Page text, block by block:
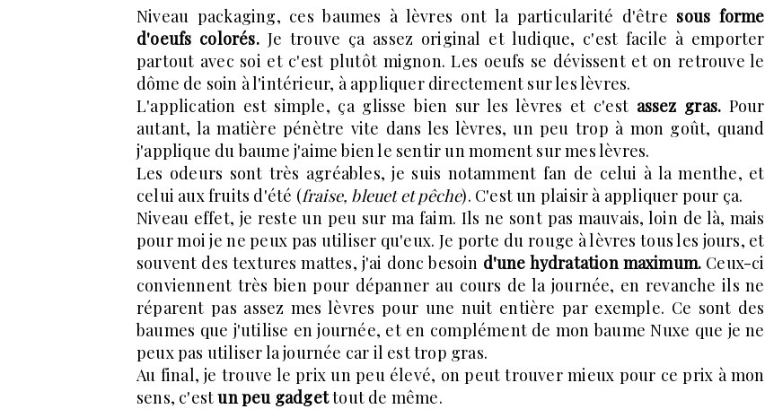
Niveau packaging, ces baumes à lèvres ont la particularité d'être sous forme
d'oeufs colorés.Je trouve ça assez original et ludique, c'est facile à emporter
partout avec soi et c'est plutôt mignon. Les oeufs se dévissent et on retrouve le
dôme de soin à l'intérieur, à appliquer directement sur les lèvres.
L'application est simple, ça glisse bien sur les lèvres et c'est assez gras. Pour
autant, la matière pénètre vite dans les lèvres, un peu trop à mon goût, quand
j'applique du baume j'aime bien le sentir un moment sur mes lèvres.
Les odeurs sont très agréables, je suis notamment fan de celui à la menthe, et
celui aux fruits d'été (fraise, bleuet et pêche). C'est un plaisir à appliquer pour ça.
Niveau effet, je reste un peu sur ma faim. Ils ne sont pas mauvais, loin de là, mais
pour moi je ne peux pas utiliser qu'eux. Je porte du rouge à lèvres tous les jours, et
souvent des textures mattes, j'ai donc besoin d'une hydratation maximum. Ceux-ci
conviennent très bien pour dépanner au cours de la journée, en revanche ils ne
réparent pas assez mes lèvres pour une nuit entière par exemple. Ce sont des
baumes que j'utilise en journée, et en complément de mon baume Nuxe que je ne
peux pas utiliser la journée car il est trop gras.
Au final, je trouve le prix un peu élevé, on peut trouver mieux pour ce prix à mon
sens, c'estun peu gadgettout de même.